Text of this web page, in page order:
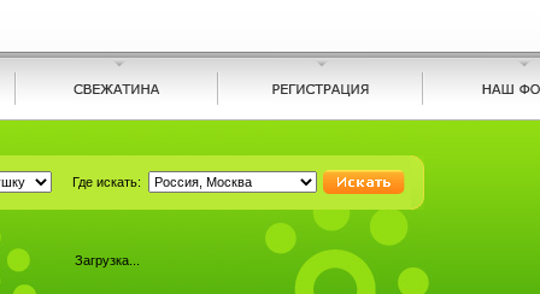
Где искать:
Загрузка...